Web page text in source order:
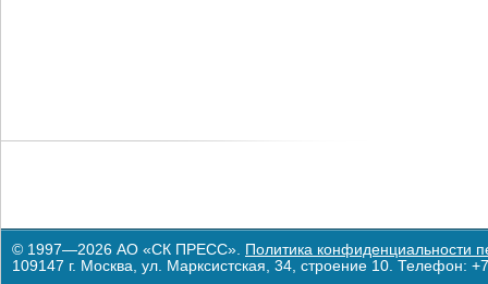
© 1997—2026 АО «СК ПРЕСС». Политика конфиденциальности
109147 г. Москва, ул. Марксистская, 34, строение 10. Телефон: